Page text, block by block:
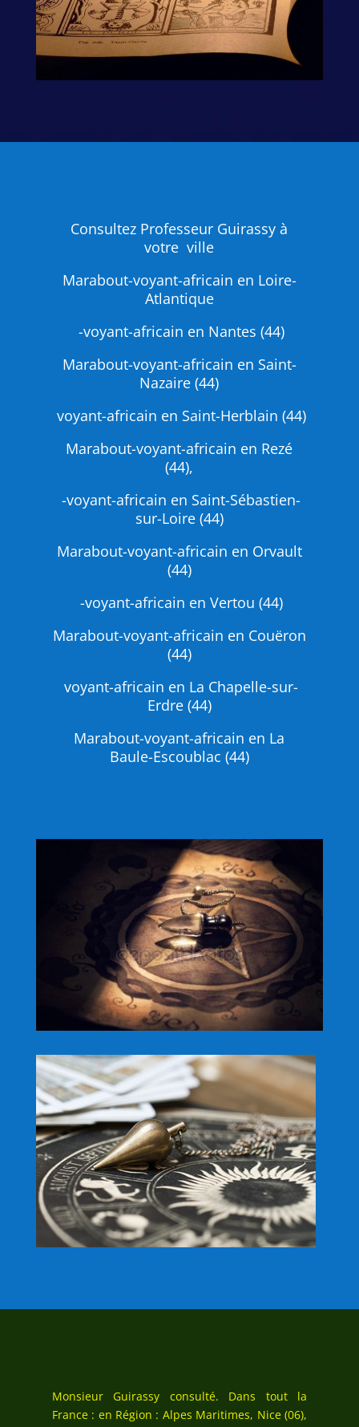
Consultez Professeur Guirassy à
votre ville
Marabout-voyant-africain en Loire-
Atlantique
-voyant-africain en Nantes (44)
Marabout-voyant-africain en Saint-
Nazaire (44)
voyant-africain en Saint-Herblain (44)
Marabout-voyant-africain en Rezé
(44),
-voyant-africain en Saint-Sébastien-
sur-Loire (44)
Marabout-voyant-africain en Orvault
(44)
-voyant-africain en Vertou (44)
Marabout-voyant-africain en Couëron
(44)
voyant-africain en La Chapelle-sur-
Erdre (44)
Marabout-voyant-africain en La
Baule-Escoublac (44)
Monsieur Guirassy consulté. Dans tout la
France : en Région : Alpes Maritimes, Nice (06),